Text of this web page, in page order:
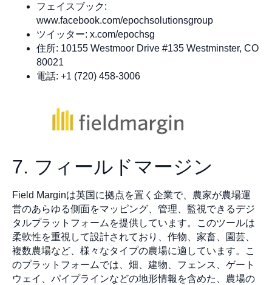
フェイスブック:
www.facebook.com/epochsolutionsgroup
ツイッター: x.com/epochsg
住所: 10155 Westmoor Drive #135 Westminster, CO
80021
電話: +1 (720) 458-3006
7. フィールドマージン
Field Marginは英国に拠点を置く企業で、農家が農場運
営のあらゆる側面をマッピング、管理、監視できるデジ
タルプラットフォームを提供しています。このツールは
柔軟性を重視して設計されており、作物、家畜、園芸、
複数農場など、様々なタイプの農場に適しています。こ
のプラットフォームでは、畑、建物、フェンス、ゲート
ウェイ、パイプラインなどの地形情報を含めた、農場の